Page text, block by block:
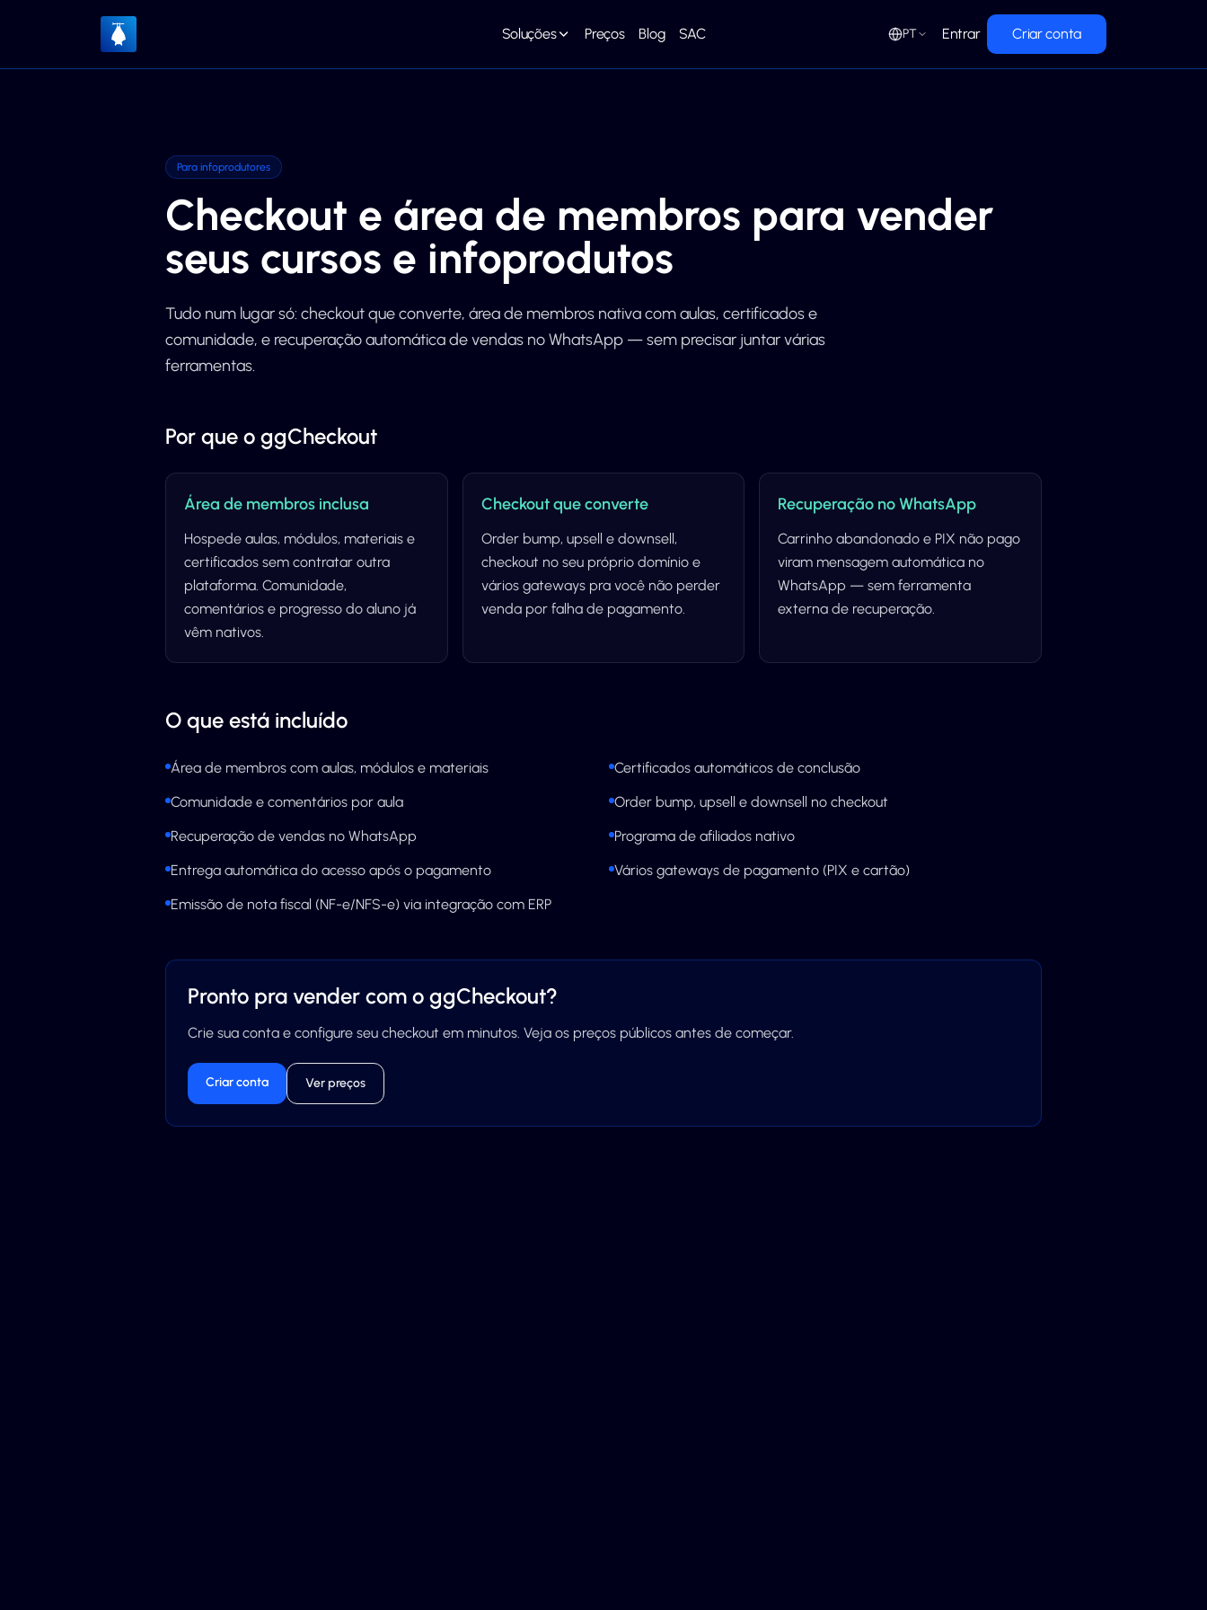
Soluções Preços Blog SAC PT Entrar Criar conta
Para infoprodutores
Checkout e área de membros para vender
seus cursos e infoprodutos
Tudo num lugar só: checkout que converte, área de membros nativa com aulas, certificados e
comunidade, e recuperação automática de vendas no WhatsApp — sem precisar juntar várias
ferramentas.
Por que o ggCheckout
Área de membros inclusa
Hospede aulas, módulos, materiais e
certificados sem contratar outra
plataforma. Comunidade,
comentários e progresso do aluno já
vêm nativos.
Checkout que converte
Order bump, upsell e downsell,
checkout no seu próprio domínio e
vários gateways pra você não perder
venda por falha de pagamento.
Recuperação no WhatsApp
Carrinho abandonado e PIX não pago
viram mensagem automática no
WhatsApp — sem ferramenta
externa de recuperação.
O que está incluído
Área de membros com aulas, módulos e materiais
Certificados automáticos de conclusão
Comunidade e comentários por aula
Order bump, upsell e downsell no checkout
Recuperação de vendas no WhatsApp
Programa de afiliados nativo
Entrega automática do acesso após o pagamento
Vários gateways de pagamento (PIX e cartão)
Emissão de nota fiscal (NF-e/NFS-e) via integração com ERP
Pronto pra vender com o ggCheckout?
Crie sua conta e configure seu checkout em minutos. Veja os preços públicos antes de começar.
Criar conta Ver preços